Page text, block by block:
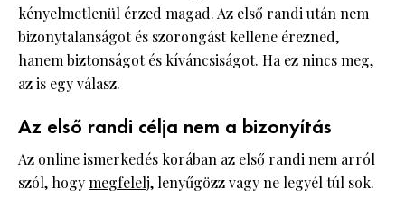
kényelmetlenül érzed magad. Az első randi után nem
bizonytalanságot és szorongást kellene érezned,
hanem biztonságot és kíváncsiságot. Ha ez nincs meg,
az is egy válasz.
Az első randi célja nem a bizonyítás
Az online ismerkedés korában az első randi nem arról
szól, hogymegfelelj, lenyűgözz vagy ne legyél túl sok.